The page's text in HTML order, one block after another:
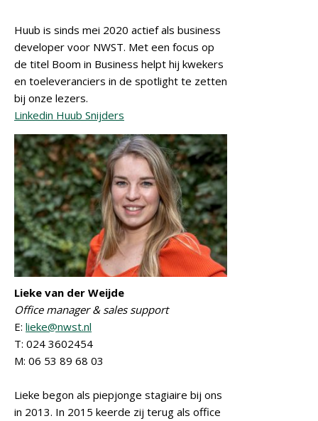
Huub is sinds mei 2020 actief als business
developer voor NWST. Met een focus op
de titel Boom in Business helpt hij kwekers
en toeleveranciers in de spotlight te zetten
bij onze lezers.
Linkedin Huub Snijders
Lieke van der Weijde
Office manager & sales support
E: lieke@nwst.nl
T: 024 3602454
M: 06 53 89 68 03
Lieke begon als piepjonge stagiaire bij ons
in 2013. In 2015 keerde zij terug als office